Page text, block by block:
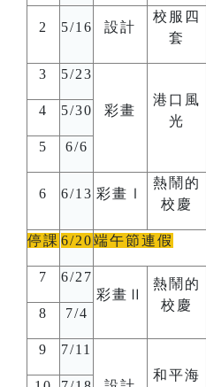
2 5/16 設計
校服四
套
3 5/23
彩畫
港口風
光
4 5/30
5 6/6
6 6/13 彩畫Ⅰ
熱鬧的
校慶
停課 6/20端午節連假
7
6/27
彩畫Ⅱ
熱鬧的
校慶
8
7/4
9 7/11
和平海